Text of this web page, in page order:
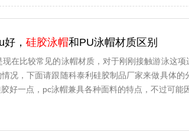
， 硅胶泳帽和PU泳帽材质区别
在比较常见的泳帽材质，对于刚刚接触游泳这
况，下面请跟随科泰利硅胶制品厂家来做具体
好一点，pc泳帽兼具各种面料的特点，不过可能